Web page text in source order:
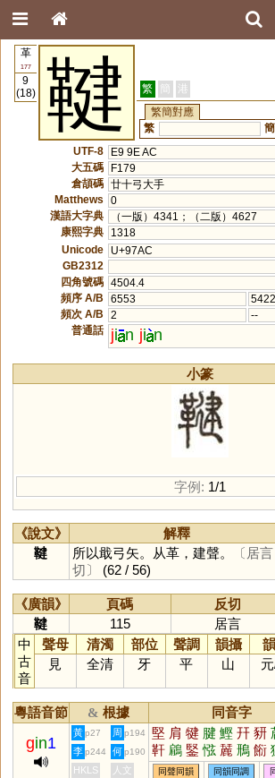
革
177
9
(18)
鞬 繁 簡 港
繁簡對應
繁
簡
UTF-8
E9 9E AC
大五碼
F179
倉頡碼 廿十弓大手
Matthews
0
漢語大字典
（一版）4341；（二版）4627
康熙字典
1318
Unicode
U+97AC
GB2312
四角號碼 4504.4
頻序 A/B
6553
5422
頻次 A/B
2
--
普通話
ji n ji n
小篆
字例: 1/1
《說文》 解釋
鞬
所以戢弓矢。从革，建聲。
〔居言
切〕
(62 / 56)
《廣韻》 頁碼 反切
鞬
115
居言
中
古
音
聲母 清濁 部位 聲調 韻攝
見
全清 牙 平 山 元
粵語音節 & 根據 同音字
gin1
黃 p27 周 p194 堅 肩 犍 腱 鰹 幵 豜
靬 鵳 鋻 惤 麉 鳽 餰
李 p244 何 p190
HKLS 人文 同聲同韻 同韻同調